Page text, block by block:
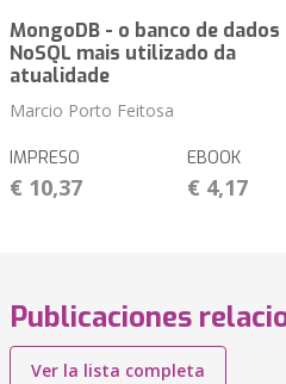
MongoDB - o banco de dados
NoSQL mais utilizado da
atualidade
Marcio Porto Feitosa
IMPRESO
€ 10,37
EBOOK
€ 4,17
Publicaciones
Ver la lista completa